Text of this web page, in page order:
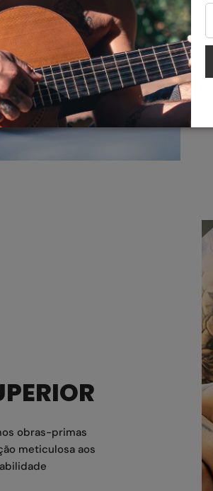
obras-primas
meticulosa aos